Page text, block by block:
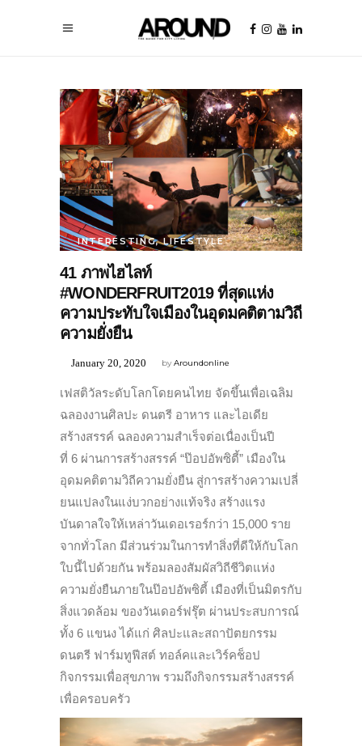
INTERESTING,LIFESTYLE
41 ภาพไฮไลท์
#WONDERFRUIT2019 ที่สุดแห่ง
ความประทับใจเมืองในอุดมคติตามวิถี
ความยั่งยืน
byAroundonline
January 20, 2020
เฟสติวัลระดับโลกโดยคนไทย จัดขึ้นเพื่อเฉลิม
ฉลองงานศิลปะ ดนตรี อาหาร และไอเดีย
สร้างสรรค์ ฉลองความสำเร็จต่อเนื่องเป็นปี
ที่ 6 ผ่านการสร้างสรรค์ “ป๊อปอัพซิตี้” เมืองใน
อุดมคติตามวิถีความยั่งยืน สู่การสร้างความเปลี่
ยนแปลงในแง่บวกอย่างแท้จริง สร้างแรง
บันดาลใจให้เหล่าวันเดอเรอร์กว่า 15,000 ราย
จากทั่วโลก มีส่วนร่วมในการทำสิ่งที่ดีให้กับโลก
ใบนี้ไปด้วยกัน พร้อมลองสัมผัสวิถีชีวิตแห่ง
ความยั่งยืนภายในป๊อปอัพซิตี้ เมืองที่เป็นมิตรกับ
สิ่งแวดล้อม ของวันเดอร์ฟรุ๊ต ผ่านประสบการณ์
ทั้ง 6 แขนง ได้แก่ ศิลปะและสถาปัตยกรรม
ดนตรี ฟาร์มทูฟีสต์ ทอล์คและเวิร์คช็อป
กิจกรรมเพื่อสุขภาพ รวมถึงกิจกรรมสร้างสรรค์
เพื่อครอบครัว